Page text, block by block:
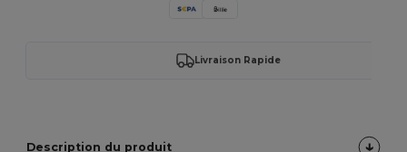
Livraison Rapide
Description du produit